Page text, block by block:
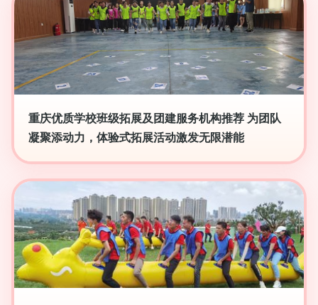
重庆优质学校班级拓展及团建服务机构推荐 为团队
凝聚添动力，体验式拓展活动激发无限潜能